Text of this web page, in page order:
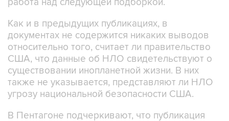
работа над следующей подборкой.
Как и в предыдущих публикациях, в
документах не содержится никаких выводов
относительно того, считает ли правительство
США, что данные об НЛО свидетельствуют о
существовании инопланетной жизни. В них
также не указывается, представляют ли НЛО
угрозу национальной безопасности США.
В Пентагоне подчеркивают, что публикация